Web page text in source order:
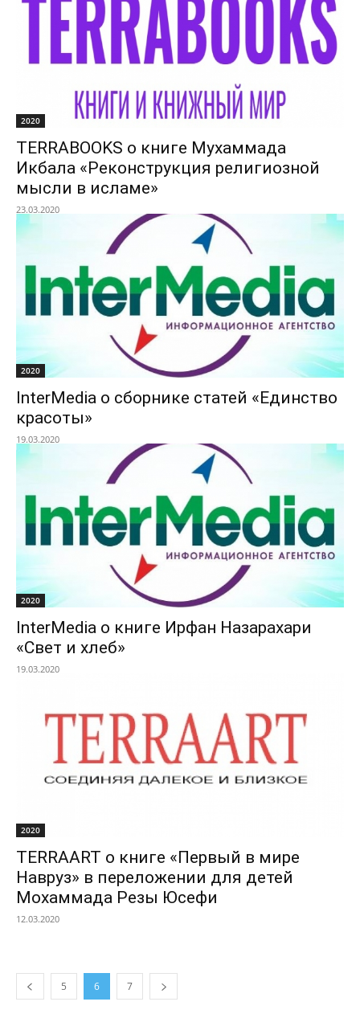
2020
TERRABOOKS о книге Мухаммада
Икбала «Реконструкция религиозной
мысли в исламе»
23.03.2020
2020
InterMedia о сборнике статей «Единство
красоты»
19.03.2020
2020
InterMedia о книге Ирфан Назарахари
«Свет и хлеб»
19.03.2020
2020
TERRAART о книге «Первый в мире
Навруз» в переложении для детей
Мохаммада Резы Юсефи
12.03.2020
5 6 7